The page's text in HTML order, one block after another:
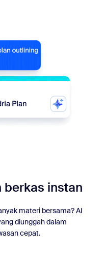
berkas instan
materi bersama? AI
diunggah dalam
cepat.